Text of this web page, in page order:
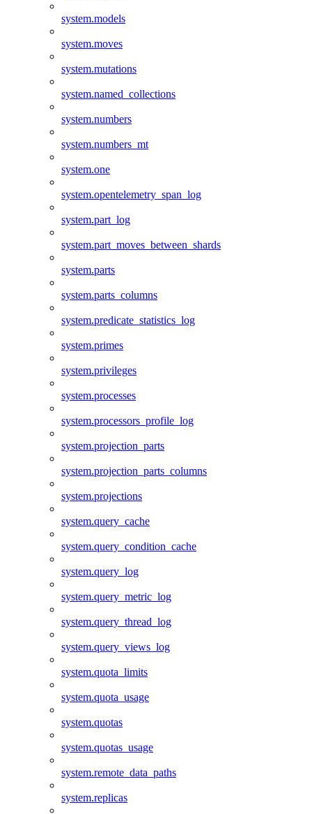
system.models
system.moves
system.mutations
system.named_collections
system.numbers
system.numbers_mt
system.one
system.opentelemetry_span_log
system.part_log
system.part_moves_between_shards
system.parts
system.parts_columns
system.predicate_statistics_log
system.primes
system.privileges
system.processes
system.processors_profile_log
system.projection_parts
system.projection_parts_columns
system.projections
system.query_cache
system.query_condition_cache
system.query_log
system.query_metric_log
system.query_thread_log
system.query_views_log
system.quota_limits
system.quota_usage
system.quotas
system.quotas_usage
system.remote_data_paths
system.replicas